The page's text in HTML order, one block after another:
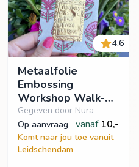
4.6
Metaalfolie
Embossing
Workshop Walk-
in/inloop
Gegeven door Nura
op aanvraag
vanaf 10,-
Komt naar jou toe vanuit
Leidschendam